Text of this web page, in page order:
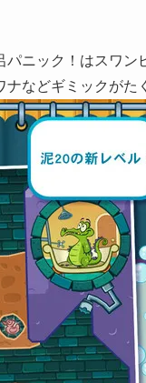
パニック！はスワン
などギミックがた